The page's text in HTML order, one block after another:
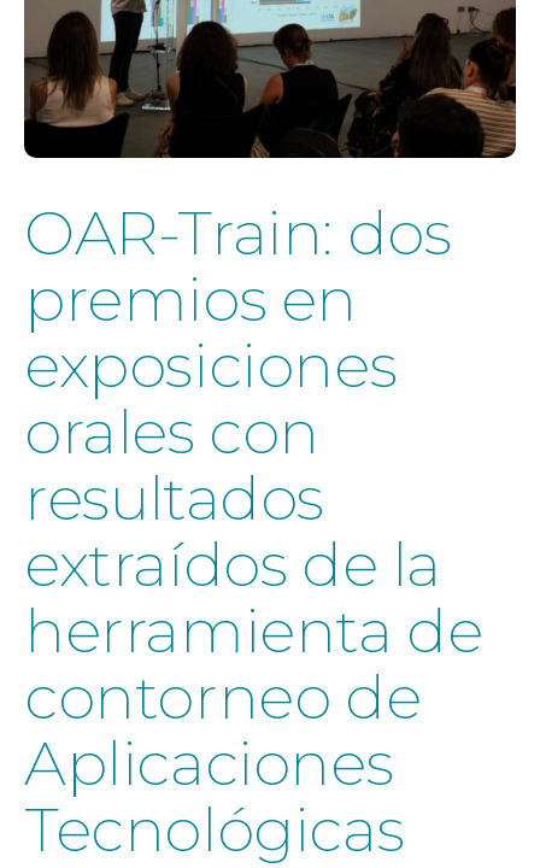
OAR-Train: dos
premios en
exposiciones
orales con
resultados
extraídos de la
herramienta de
contorneo de
Aplicaciones
Tecnológicas